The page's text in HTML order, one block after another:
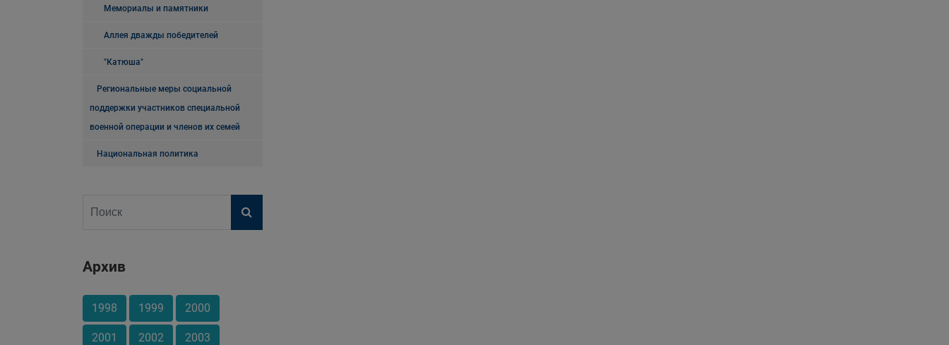
Мемориалы и памятники
Аллея дважды победителей
"Катюша"
Региональные меры социальной
поддержки участников специальной
военной операции и членов их семей
Национальная политика
Архив
1998 1999 2000
2001 2002 2003